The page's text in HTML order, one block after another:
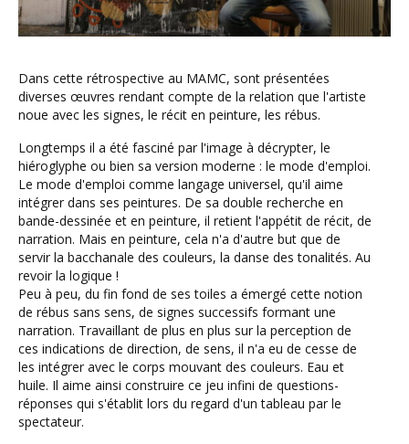
Dans cette rétrospective au MAMC, sont présentées
diverses œuvres rendant compte de la relation que l'artiste
noue avec les signes, le récit en peinture, les rébus.
Longtemps il a été fasciné par l'image à décrypter, le
hiéroglyphe ou bien sa version moderne : le mode d'emploi.
Le mode d'emploi comme langage universel, qu'il aime
intégrer dans ses peintures. De sa double recherche en
bande-dessinée et en peinture, il retient l'appétit de récit, de
narration. Mais en peinture, cela n'a d'autre but que de
servir la bacchanale des couleurs, la danse des tonalités. Au
revoir la logique !
Peu à peu, du fin fond de ses toiles a émergé cette notion
de rébus sans sens, de signes successifs formant une
narration. Travaillant de plus en plus sur la perception de
ces indications de direction, de sens, il n'a eu de cesse de
les intégrer avec le corps mouvant des couleurs. Eau et
huile. Il aime ainsi construire ce jeu infini de questions-
réponses qui s'établit lors du regard d'un tableau par le
spectateur.